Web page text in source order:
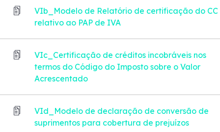
VIb_Modelo de Relatório de certificação do CC
relativo ao PAP de IVA
VIc_Certificação de créditos incobráveis nos
termos do Código do Imposto sobre o Valor
Acrescentado
VId_Modelo de declaração de conversão de
suprimentos para cobertura de prejuízos